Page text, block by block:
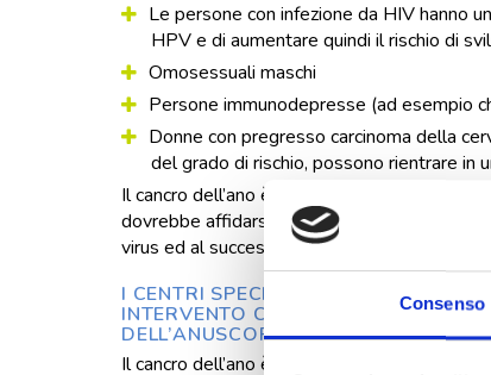
Consenso
Le persone con infezione da HIV hanno
HPV e di aumentare quindi il rischio di
Omosessuali maschi
Persone immunodepresse (ad esempio
Donne con pregresso carcinoma della
del grado di rischio, possono rientrare
Il cancro dell’ano è solitamente asintomatico
dovrebbe affidarsi ad un centro
virus ed al successivo monitoraggio.
I CENTRI SPECIALIZZATI OFFRONO
INTERVENTO CHIRURGICO (OGGI
DELL’ANUSCOPIO HD
Il cancro dell’ano è solitamente asintomatico